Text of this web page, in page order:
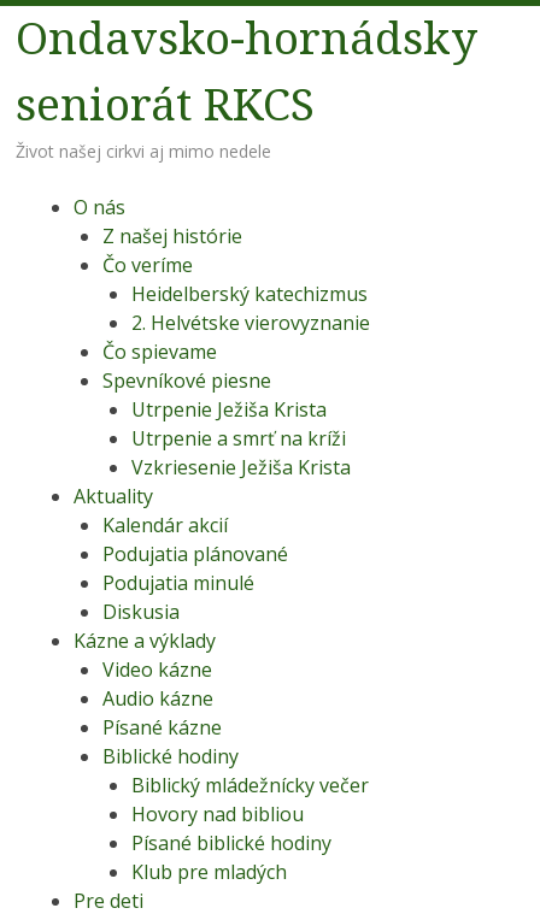
Ondavsko-hornádsky
seniorát RKCS
Život našej cirkvi aj mimo nedele
Menu
Preskoč na obsah
O nás
Z našej histórie
Čo veríme
Heidelberský katechizmus
2. Helvétske vierovyznanie
Čo spievame
Spevníkové piesne
Utrpenie Ježiša Krista
Utrpenie a smrť na kríži
Vzkriesenie Ježiša Krista
Aktuality
Kalendár akcií
Podujatia plánované
Podujatia minulé
Diskusia
Kázne a výklady
Video kázne
Audio kázne
Písané kázne
Biblické hodiny
Biblický mládežnícky večer
Hovory nad bibliou
Písané biblické hodiny
Klub pre mladých
Pre deti